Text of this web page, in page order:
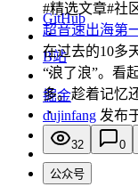
#精选文章#社
超音速出海第
在过去的10多
“浪了浪”。看
多。趁着记忆
dujinfang 发布
32 0
GitHub
B站
掘金
思否
公众号